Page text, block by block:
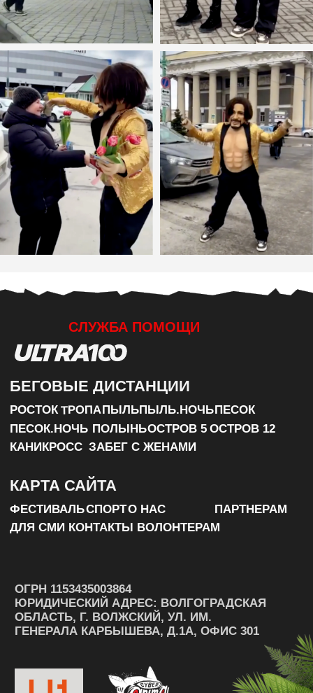
ТОВАРНЫЙ ЗНАК
СОЦИАЛЬНЫЕ СЕТИ
КАРТА САЙТА
ОГРН 1153435003864
ЮРИДИЧЕСКИЙ АДРЕС: ВОЛГОГРАДСКАЯ
ОБЛАСТЬ, Г. ВОЛЖСКИЙ, УЛ. ИМ.
ГЕНЕРАЛА КАРБЫШЕВА, Д.1А, ОФИС 301
ФЕСТИВАЛЬСПОРТО НАС ПАРТНЕРАМ
ДЛЯ СМИ КОНТАКТЫ ВОЛОНТЕРАМ